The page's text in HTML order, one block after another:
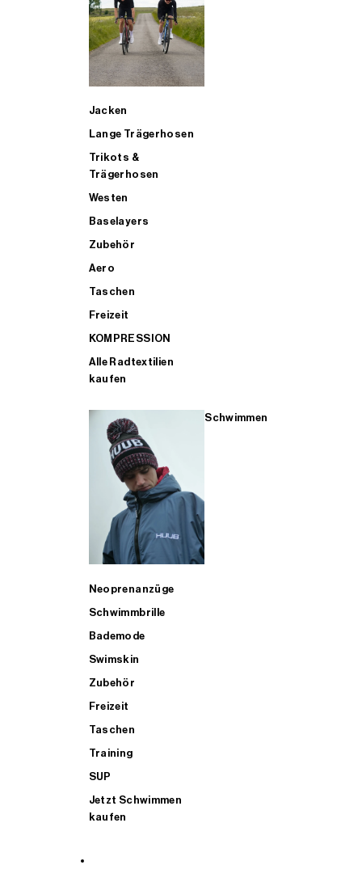
Jacken
Lange Trägerhosen
Trikots &
Trägerhosen
Westen
Baselayers
Zubehör
Aero
Taschen
Freizeit
KOMPRESSION
Alle Radtextilien
kaufen
Schwimmen
Neoprenanzüge
Schwimmbrille
Bademode
Swimskin
Zubehör
Freizeit
Taschen
Training
SUP
Jetzt Schwimmen
kaufen
ALLE TRIATHLONARTIKEL FÜR MÄNNER KAUFEN